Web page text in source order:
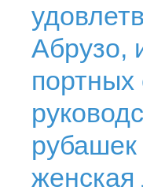
Абрузо,
женская